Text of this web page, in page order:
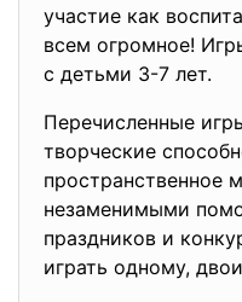
участие как
всем огромное!
с детьми 3-7 лет.
Перечисленные
творческие
пространственное
незаменимыми
праздников и
играть одному,